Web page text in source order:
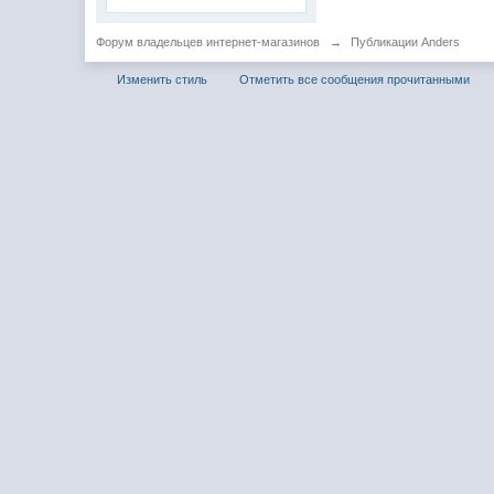
Форум владельцев интернет-магазинов → Публикации Anders
Изменить стиль Отметить все сообщения прочитанными